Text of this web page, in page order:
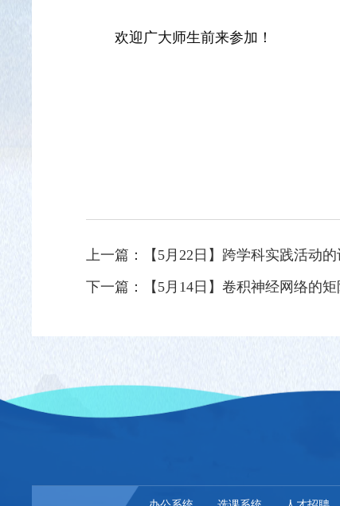
欢迎广大师生前来参加！
上一篇：
【5月22日】跨学科实践活动
下一篇：
【5月14日】卷积神经网络的